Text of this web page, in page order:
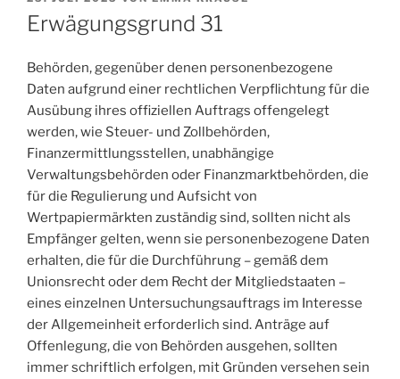
AM
Erwägungsgrund 31
Behörden, gegenüber denen personenbezogene
Daten aufgrund einer rechtlichen Verpflichtung für die
Ausübung ihres offiziellen Auftrags offengelegt
werden, wie Steuer- und Zollbehörden,
Finanzermittlungsstellen, unabhängige
Verwaltungsbehörden oder Finanzmarktbehörden, die
für die Regulierung und Aufsicht von
Wertpapiermärkten zuständig sind, sollten nicht als
Empfänger gelten, wenn sie personenbezogene Daten
erhalten, die für die Durchführung – gemäß dem
Unionsrecht oder dem Recht der Mitgliedstaaten –
eines einzelnen Untersuchungsauftrags im Interesse
der Allgemeinheit erforderlich sind. Anträge auf
Offenlegung, die von Behörden ausgehen, sollten
immer schriftlich erfolgen, mit Gründen versehen sein